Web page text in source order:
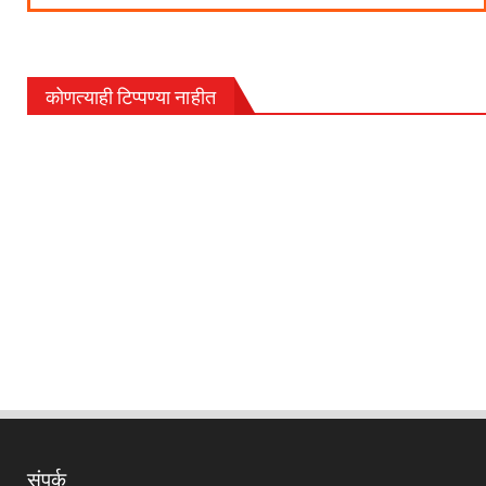
कोणत्याही टिप्पण्‍या नाहीत
संपर्क